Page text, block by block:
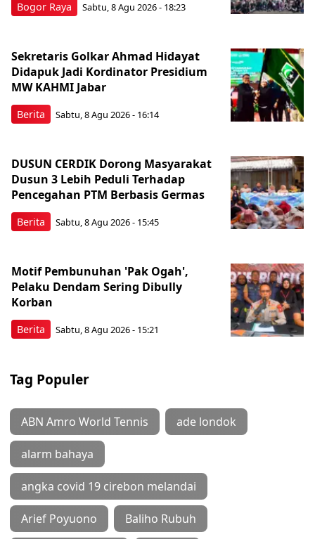
Bogor Raya Sabtu, 8 Agu 2026 - 18:23
Berita
Sekretaris Golkar Ahmad Hidayat
Didapuk Jadi Kordinator Presidium
MW KAHMI Jabar
Sabtu, 8 Agu 2026 - 16:14
Berita
DUSUN CERDIK Dorong Masyarakat
Dusun 3 Lebih Peduli Terhadap
Pencegahan PTM Berbasis Germas
Sabtu, 8 Agu 2026 - 15:45
Berita
Motif Pembunuhan 'Pak Ogah',
Pelaku Dendam Sering Dibully
Korban
Sabtu, 8 Agu 2026 - 15:21
Tag Populer
ABN Amro World Tennis ade londok
alarm bahaya
angka covid 19 cirebon melandai
Arief Poyuono Baliho Rubuh